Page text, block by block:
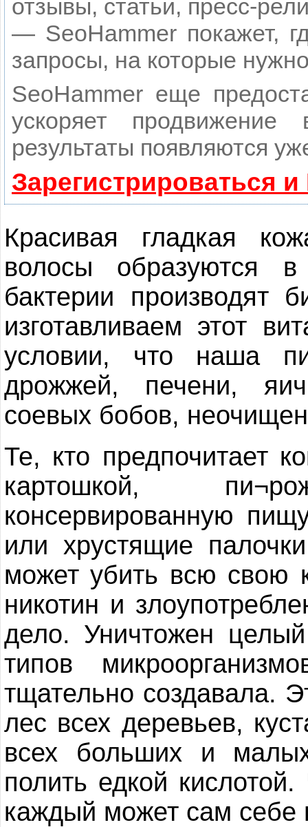
отзывы, статьи, пресс-
— SeoHammer покажет,
запросы, на которые
SeoHammer еще
ускоряет
результаты появляются
Зарегистрироваться
Красивая гладкая
волосы образуются
бактерии производят
изготавливаем этот
условии, что наша
дрожжей, печени,
соевых бобов,
Те, кто предпочитает
картошкой,
консервированную
или хрустящие
может убить всю свою
никотин и
дело. Уничтожен
типов
тщательно создавала.
лес всех деревьев,
всех больших и
полить едкой
каждый может сам себе